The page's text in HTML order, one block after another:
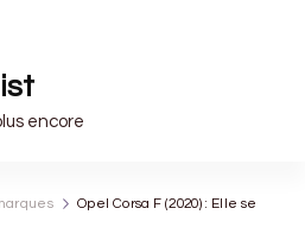
encore
Opel Corsa F (2020) : Elle se